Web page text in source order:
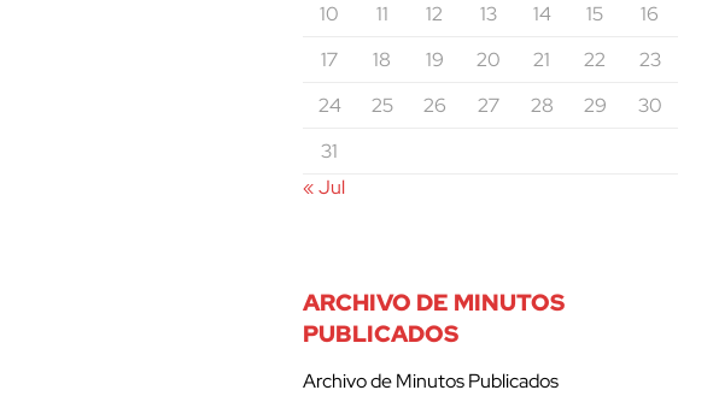
10
11 12 13 14 15
16
17
18 19 20 21 22
23
24
25 26 27 28 29
30
31
« Jul
ARCHIVO DE MINUTOS
PUBLICADOS
Archivo de Minutos Publicados